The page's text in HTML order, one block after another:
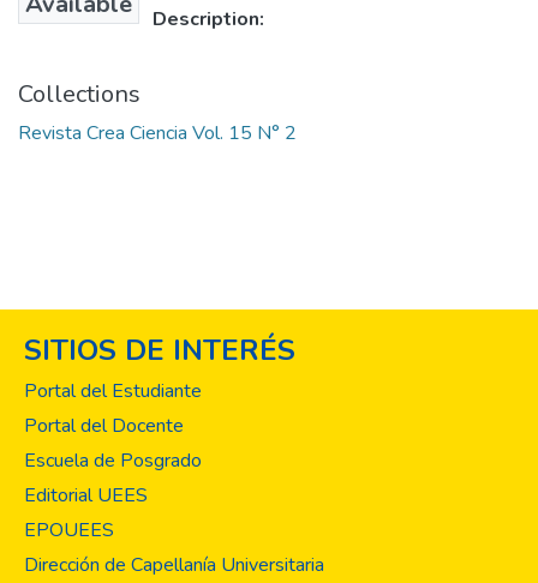
Description:
Collections
Revista Crea Ciencia Vol. 15 N° 2
SITIOS DE INTERÉS
Portal del Estudiante
Portal del Docente
Escuela de Posgrado
Editorial UEES
EPOUEES
Dirección de Capellanía Universitaria